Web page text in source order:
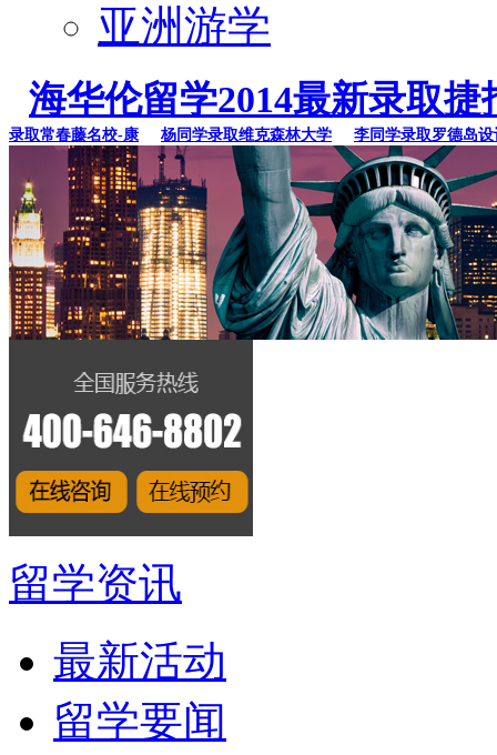
亚洲游学
海华伦留学2014最新录取捷
常春藤名校-康 杨同学录取维克森林大学 李同学录取罗德岛设计学
留学资讯
最新活动
留学要闻